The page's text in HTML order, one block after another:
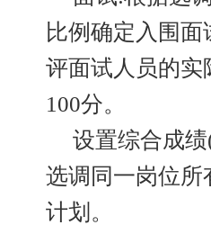
比例确定入围
评面试人员的实
100分。
设置综合成
选调同一岗位所
计划。